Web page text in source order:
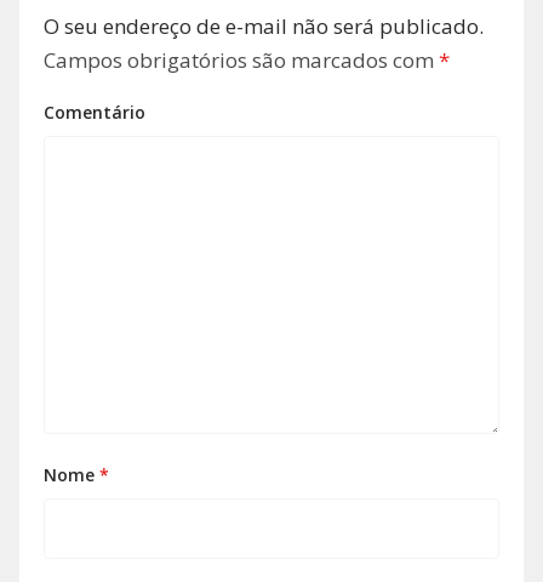
O seu endereço de e-mail não será publicado.
Campos obrigatórios são marcados com *
Comentário
Nome *